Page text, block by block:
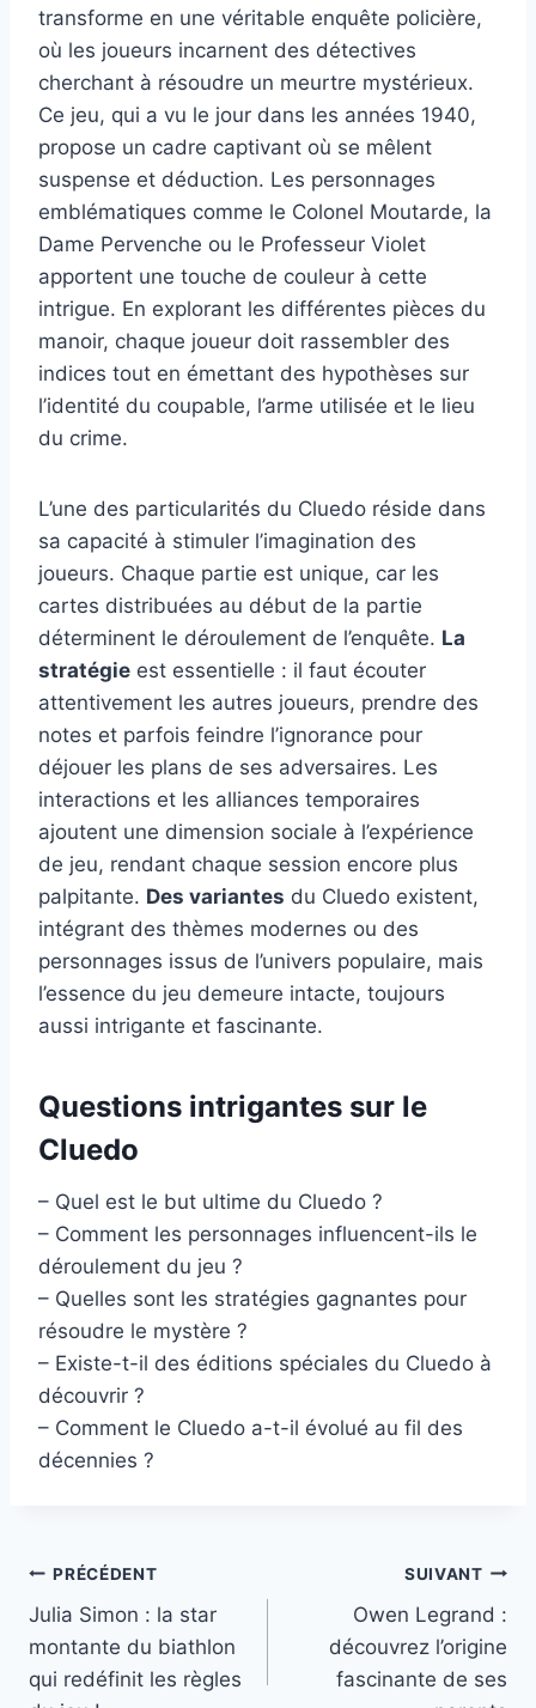
transforme en une véritable enquête policière,
où les joueurs incarnent des détectives
cherchant à résoudre un meurtre mystérieux.
Ce jeu, qui a vu le jour dans les années 1940,
propose un cadre captivant où se mêlent
suspense et déduction. Les personnages
emblématiques comme le Colonel Moutarde, la
Dame Pervenche ou le Professeur Violet
apportent une touche de couleur à cette
intrigue. En explorant les différentes pièces du
manoir, chaque joueur doit rassembler des
indices tout en émettant des hypothèses sur
l’identité du coupable, l’arme utilisée et le lieu
du crime.
L’une des particularités du Cluedo réside dans
sa capacité à stimuler l’imagination des
joueurs. Chaque partie est unique, car les
cartes distribuées au début de la partie
déterminent le déroulement de l’enquête. La
stratégie est essentielle : il faut écouter
attentivement les autres joueurs, prendre des
notes et parfois feindre l’ignorance pour
déjouer les plans de ses adversaires. Les
interactions et les alliances temporaires
ajoutent une dimension sociale à l’expérience
de jeu, rendant chaque session encore plus
palpitante. Des variantes du Cluedo existent,
intégrant des thèmes modernes ou des
personnages issus de l’univers populaire, mais
l’essence du jeu demeure intacte, toujours
aussi intrigante et fascinante.
Questions intrigantes sur le
Cluedo
– Quel est le but ultime du Cluedo ?
– Comment les personnages influencent-ils le
déroulement du jeu ?
– Quelles sont les stratégies gagnantes pour
résoudre le mystère ?
– Existe-t-il des éditions spéciales du Cluedo à
découvrir ?
– Comment le Cluedo a-t-il évolué au fil des
décennies ?
Navigation
de
l’article
PRÉCÉDENT
Julia Simon : la star
montante du biathlon
qui redéfinit les règles
SUIVANT
Owen Legrand :
découvrez l’origine
fascinante de ses